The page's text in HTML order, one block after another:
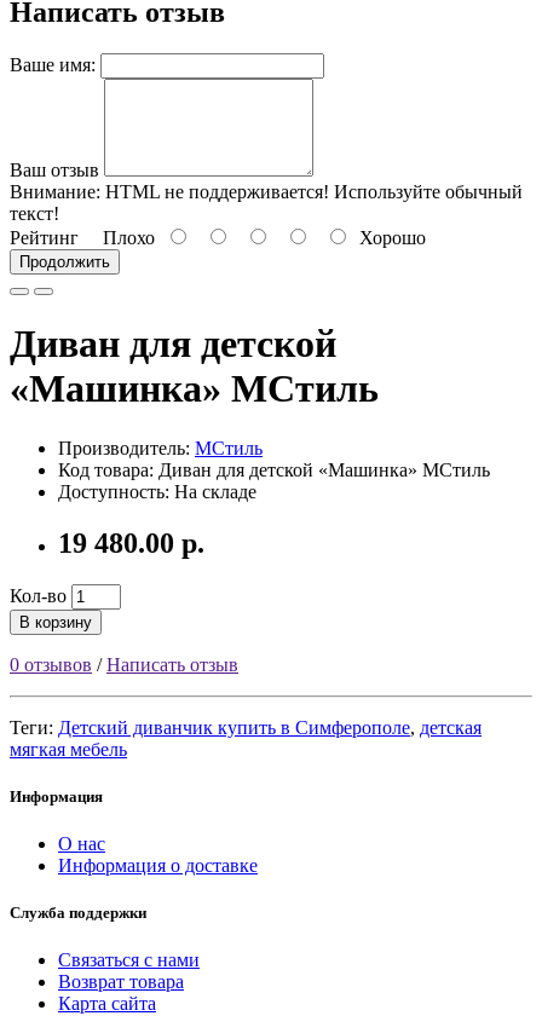
Написать отзыв
Ваше имя:
Ваш отзыв
Внимание: HTML не поддерживается! Используйте обычный
текст!
Рейтинг Плохо Хорошо
Продолжить
Диван для детской
«Машинка» МСтиль
Производитель: МСтиль
Код товара: Диван для детской «Машинка» МСтиль
Доступность: На складе
19 480.00 р.
Кол-во
В корзину
0 отзывов /Написать отзыв
Теги: Детский диванчик купить в Симферополе, детская
мягкая мебель
Информация
О нас
Информация о доставке
Служба поддержки
Связаться с нами
Возврат товара
Карта сайта